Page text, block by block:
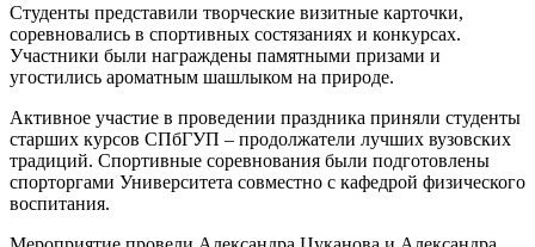
Студенты представили творческие визитные карточки,
соревновались в спортивных состязаниях и конкурсах.
Участники были награждены памятными призами и
угостились ароматным шашлыком на природе.
Активное участие в проведении праздника приняли студенты
старших курсов СПбГУП – продолжатели лучших вузовских
традиций. Спортивные соревнования были подготовлены
спорторгами Университета совместно с кафедрой физического
воспитания.